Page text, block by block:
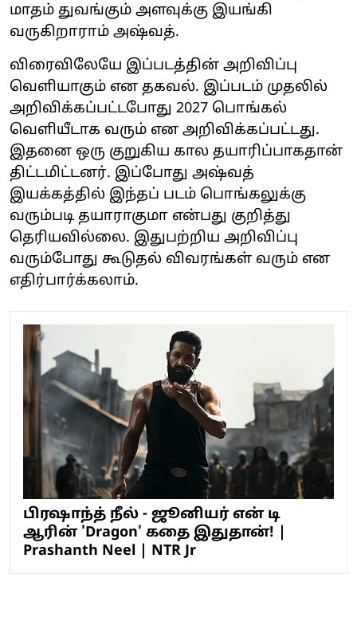
மாதம் துவங்கும் அளவுக்கு இயங்கி
வருகிறாராம் அஷ்வத்.
விரைவிலேயே இப்படத்தின் அறிவிப்பு
வெளியாகும் என தகவல். இப்படம் முதலில்
அறிவிக்கப்பட்டபோது 2027 பொங்கல்
வெளியீடாக வரும் என அறிவிக்கப்பட்டது.
இதனை ஒரு குறுகிய கால தயாரிப்பாகதான்
திட்டமிட்டனர். இப்போது அஷ்வத்
இயக்கத்தில் இந்தப் படம் பொங்கலுக்கு
வரும்படி தயாராகுமா என்பது குறித்து
தெரியவில்லை. இதுபற்றிய அறிவிப்பு
வரும்போது கூடுதல் விவரங்கள் வரும் என
எதிர்பார்க்கலாம்.
பிரஷாந்த் நீல் - ஜூனியர் என் டி
ஆரின் 'Dragon' கதை இதுதான்! |
Prashanth Neel | NTR Jr